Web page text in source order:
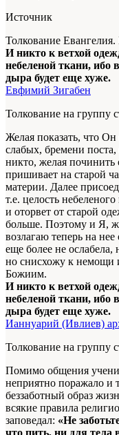
Источник
Толкование Евангелия.
И никто к ветхой
небеленой ткани, ибо
дыра будет еще хуже.
Евфимий Зигабен
Толкование на группу
Желая показать, что
слабых, бремени поста,
никто, желая починить
пришивает на старой
материи. Далее
т.е. целость
и оторвет от старой
больше. Поэтому и Я,
возлагаю теперь на
еще более не ослабела,
но снисхожу к немощи
Божиим.
И никто к ветхой
небеленой ткани, ибо
дыра будет еще хуже.
Ианнуарий (Ивлиев)
Толкование на группу
Помимо общения
неприятно поражало и
беззаботный образ
всякие правила
заповедал: «Не
что пить, ни для тела